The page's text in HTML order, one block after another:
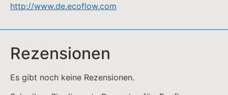
http://www.de.ecoflow.com
Rezensionen
Es gibt noch keine Rezensionen.